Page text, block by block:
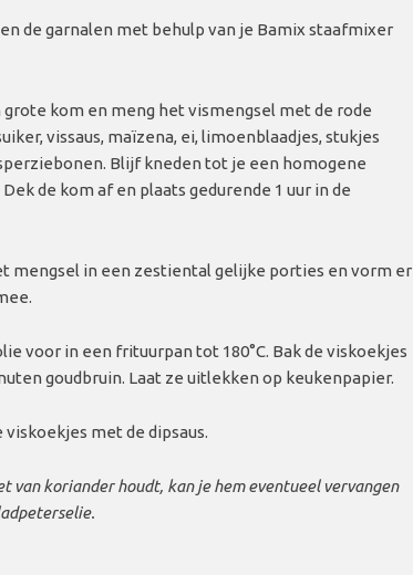
en de garnalen met behulp van je Bamix staafmixer
grote kom en meng het vismengsel met de rode
vissaus, maïzena, ei, limoenblaadjes, stukjes
Blijf kneden tot je een homogene
de kom af en plaats gedurende 1 uur in de
mengsel in een zestiental gelijke porties en vorm er
voor in een frituurpan tot 180°C. Bak de viskoekjes
goudbruin. Laat ze uitlekken op keukenpapier.
viskoekjes met de dipsaus.
van koriander houdt, kan je hem eventueel vervangen